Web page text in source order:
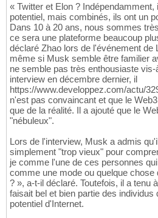
« Twitter et Elon ? Indépendamment,
potentiel, mais combinés, ils ont un
Dans 10 à 20 ans, nous sommes
ce sera une plateforme beaucoup
déclaré Zhao lors de l'événement de
même si Musk semble être familier
ne semble pas très enthousiaste
interview en décembre dernier, il
https://www.developpez.com/actu/
n'est pas convaincant et que le
que de la réalité. Il a ajouté que le
"nébuleux".
Lors de l'interview, Musk a admis
simplement "trop vieux" pour
je comme l'une de ces personnes
comme une mode ou quelque chose
? », a-t-il déclaré. Toutefois, il a tenu
faisait bel et bien partie des individus
potentiel d'Internet.